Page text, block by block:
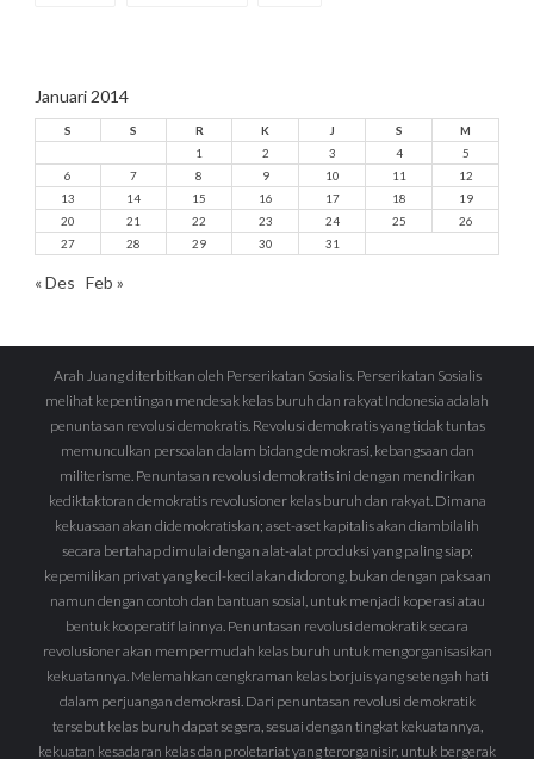
Januari 2014
S S R K J S
M
1
2 3 4
5
6
7 8 9 10 11
12
13
14 15 16 17 18
19
20
21 22 23 24 25
26
27
28 29 30 31
« Des Feb »
Arah Juang diterbitkan oleh Perserikatan Sosialis. Perserikatan Sosialis
melihat kepentingan mendesak kelas buruh dan rakyat Indonesia adalah
penuntasan revolusi demokratis. Revolusi demokratis yang tidak tuntas
memunculkan persoalan dalam bidang demokrasi, kebangsaan dan
militerisme. Penuntasan revolusi demokratis ini dengan mendirikan
kediktaktoran demokratis revolusioner kelas buruh dan rakyat. Dimana
kekuasaan akan didemokratiskan; aset-aset kapitalis akan diambilalih
secara bertahap dimulai dengan alat-alat produksi yang paling siap;
kepemilikan privat yang kecil-kecil akan didorong, bukan dengan paksaan
namun dengan contoh dan bantuan sosial, untuk menjadi koperasi atau
bentuk kooperatif lainnya. Penuntasan revolusi demokratik secara
revolusioner akan mempermudah kelas buruh untuk mengorganisasikan
kekuatannya. Melemahkan cengkraman kelas borjuis yang setengah hati
dalam perjuangan demokrasi. Dari penuntasan revolusi demokratik
tersebut kelas buruh dapat segera, sesuai dengan tingkat kekuatannya,
kekuatan kesadaran kelas dan proletariat yang terorganisir, untuk bergerak